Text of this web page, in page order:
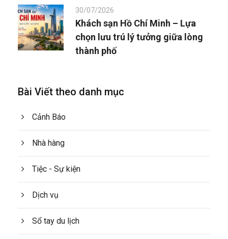
30/07/2026
Khách sạn Hồ Chí Minh – Lựa
chọn lưu trú lý tưởng giữa lòng
thành phố
Bài Viết theo danh mục
Cảnh Báo
Nhà hàng
Tiệc - Sự kiện
Dịch vụ
Sổ tay du lịch